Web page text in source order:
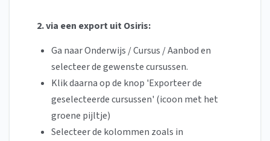
2. via een export uit Osiris:
Ga naar Onderwijs / Cursus / Aanbod en
selecteer de gewenste cursussen.
Klik daarna op de knop 'Exporteer de
geselecteerde cursussen' (icoon met het
groene pijltje)
Selecteer de kolommen zoals in